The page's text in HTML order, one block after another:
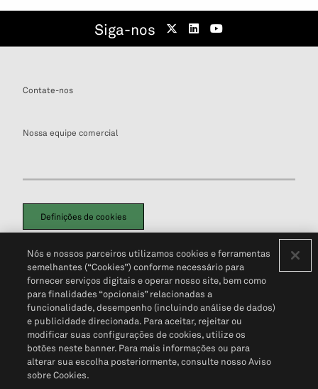
Siga-nos
Contate-nos
Nossa equipe comercial
Definições de cookies
Política de PrivacidadePortal de privacidade do cliente (em inglês)
Não Venda Minhas Informações Pessoais© 2026 S&P Global
Nós e nossos parceiros utilizamos cookies e ferramentas
semelhantes (“Cookies”) conforme necessário para
fornecer serviços digitais e operar nosso site, bem como
para finalidades “opcionais” relacionadas a
funcionalidade, desempenho (incluindo análise de dados)
e publicidade direcionada. Para aceitar, rejeitar ou
modificar suas configurações de cookies, utilize os
botões neste banner. Para mais informações ou para
alterar sua escolha posteriormente, consulte nosso Aviso
sobre Cookies.